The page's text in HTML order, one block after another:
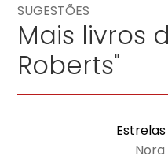
SUGESTÕES
Mais livros
Roberts"